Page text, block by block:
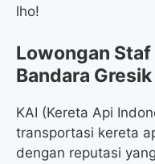
lho!
Lowongan Staf
Bandara Gresik
KAI (Kereta Api
transportasi kereta
dengan reputasi